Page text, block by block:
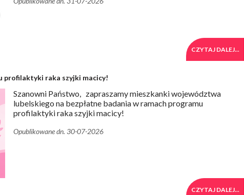
CZYTAJ DALEJ...
profilaktyki raka szyjki macicy!
Szanowni Państwo, zapraszamy mieszkanki województwa
lubelskiego na bezpłatne badania w ramach programu
profilaktyki raka szyjki macicy!
Opublikowane dn. 30-07-2026
CZYTAJ DALEJ...